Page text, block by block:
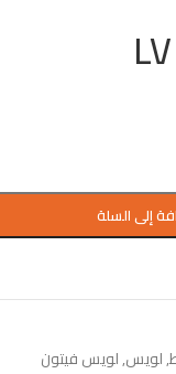
إلى السلة
,لويس,لويس فيتون